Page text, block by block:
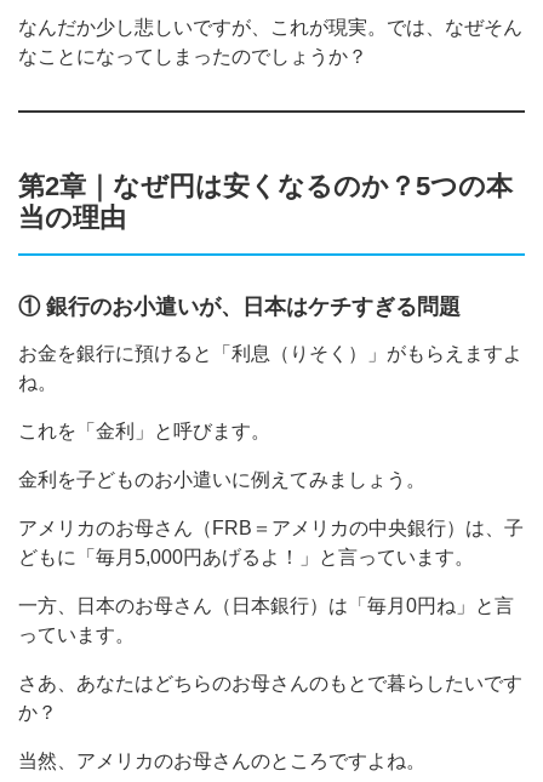
なんだか少し悲しいですが、これが現実。では、なぜそん
なことになってしまったのでしょうか？
第2章｜なぜ円は安くなるのか？5つの本
当の理由
① 銀行のお小遣いが、日本はケチすぎる問題
お金を銀行に預けると「利息（りそく）」がもらえますよ
ね。
これを「金利」と呼びます。
金利を子どものお小遣いに例えてみましょう。
アメリカのお母さん（FRB＝アメリカの中央銀行）は、子
どもに「毎月5,000円あげるよ！」と言っています。
一方、日本のお母さん（日本銀行）は「毎月0円ね」と言
っています。
さあ、あなたはどちらのお母さんのもとで暮らしたいです
か？
当然、アメリカのお母さんのところですよね。